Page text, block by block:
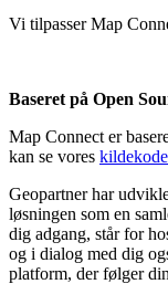
Vi tilpasser Map
Baseret på Open
Map Connect er
kan se vores
Geopartner har
løsningen som en
dig adgang, står for
og i dialog med dig
platform, der følger